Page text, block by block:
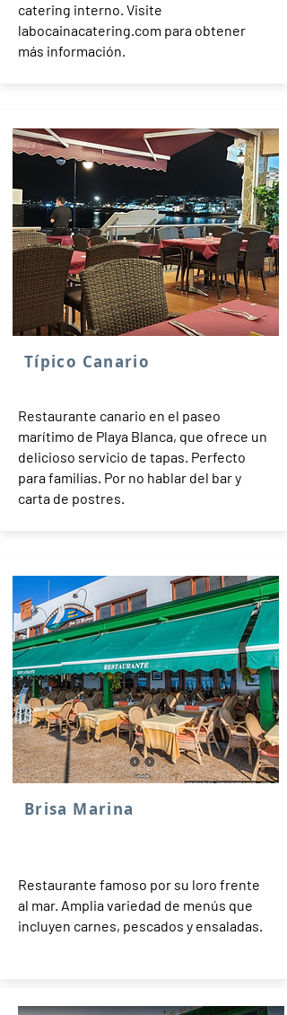
catering interno. Visite
labocainacatering.com para obtener
más información.
Típico Canario
Restaurante canario en el paseo
marítimo de Playa Blanca, que ofrece un
delicioso servicio de tapas. Perfecto
para familias. Por no hablar del bar y
carta de postres.
Brisa Marina
Restaurante famoso por su loro frente
al mar. Amplia variedad de menús que
incluyen carnes, pescados y ensaladas.